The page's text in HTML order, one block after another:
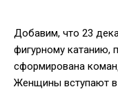
Добавим, что 23
фигурному катанию,
сформирована
Женщины вступают в